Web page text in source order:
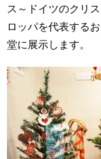
ス～ドイツのクリ
ロッパを代表する
堂に展示します。